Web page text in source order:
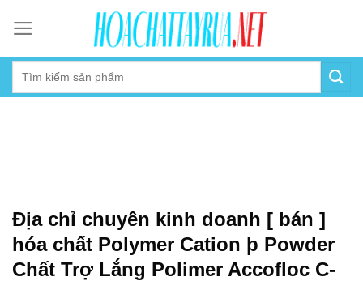
content
Địa chỉ chuyên kinh doanh [ bán ]
hóa chất Polymer Cation þ Powder
Chất Trợ Lắng Polimer Accofloc C-